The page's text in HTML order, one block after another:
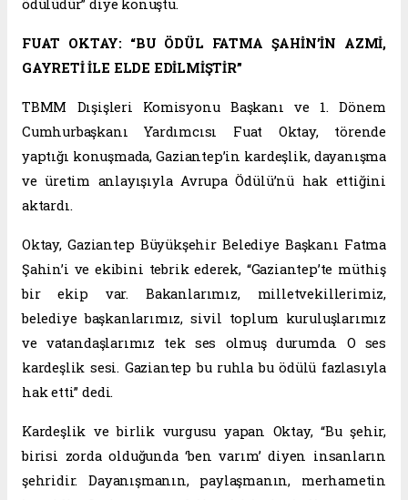
ödülüdür” diye konuştu.
FUAT OKTAY: “BU ÖDÜL FATMA ŞAHİN’İN AZMİ,
GAYRETİ İLE ELDE EDİLMİŞTİR”
TBMM Dışişleri Komisyonu Başkanı ve 1. Dönem
Cumhurbaşkanı Yardımcısı Fuat Oktay, törende
yaptığı konuşmada, Gaziantep’in kardeşlik, dayanışma
ve üretim anlayışıyla Avrupa Ödülü’nü hak ettiğini
aktardı.
Oktay, Gaziantep Büyükşehir Belediye Başkanı Fatma
Şahin’i ve ekibini tebrik ederek, “Gaziantep’te müthiş
bir ekip var. Bakanlarımız, milletvekillerimiz,
belediye başkanlarımız, sivil toplum kuruluşlarımız
ve vatandaşlarımız tek ses olmuş durumda. O ses
kardeşlik sesi. Gaziantep bu ruhla bu ödülü fazlasıyla
hak etti” dedi.
Kardeşlik ve birlik vurgusu yapan Oktay, “Bu şehir,
birisi zorda olduğunda ‘ben varım’ diyen insanların
şehridir. Dayanışmanın, paylaşmanın, merhametin